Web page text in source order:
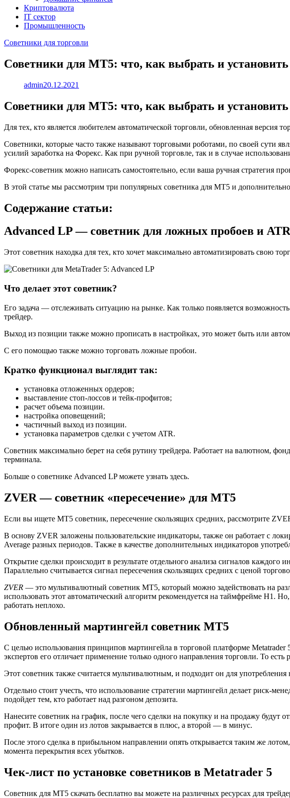
Криптовалюта
IT сектор
Промышленность
Советники для торговли
Советники для МТ5: что, как выбрать и установить
admin20.12.2021
Советники для МТ5: что, как выбрать и установить
Для тех, кто является любителем автоматической торговли, обновленная версия
Советники, которые часто также называют торговыми роботами, по своей сути
усилий заработка на Форекс. Как при ручной торговле, так и в случае
Форекс-советник можно написать самостоятельно, если ваша ручная стратегия
В этой статье мы рассмотрим три популярных советника для MT5 и
Содержание статьи:
Advanced LP — советник для ложных пробоев и ATR
Этот советник находка для тех, кто хочет максимально автоматизировать свою
Что делает этот советник?
Его задача — отслеживать ситуацию на рынке. Как только появляется
трейдер.
Выход из позиции также можно прописать в настройках, это может быть или
С его помощью также можно торговать ложные пробои.
Кратко функционал выглядит так:
установка отложенных ордеров;
выставление стоп-лоссов и тейк-профитов;
расчет объема позиции.
настройка оповещений;
частичный выход из позиции.
установка параметров сделки с учетом ATR.
Советник максимально берет на себя рутину трейдера. Работает на валютном,
терминала.
Больше о советнике Advanced LP можете узнать здесь.
ZVER — советник «пересечение» для MT5
Если вы ищете МТ5 советник, пересечение скользящих средних, рассмотрите
В основу ZVER заложены пользовательские индикаторы, также он работает с
Average разных периодов. Также в качестве дополнительных индикаторов
Открытие сделки происходит в результате отдельного анализа сигналов
Параллельно считывается сигнал пересечения скользящих средних с ценой
ZVER — это мультивалютный советник МТ5, который можно задействовать на
использовать этот автоматический алгоритм рекомендуется на таймфрейме H1.
работать неплохо.
Обновленный мартингейл советник МТ5
С целью использования принципов мартингейла в торговой платформе
экспертов его отличает применение только одного направления торговли. То есть
Этот советник также считается мультивалютным, и подходит он для
Отдельно стоит учесть, что использование стратегии мартингейл делает риск-
подойдет тем, кто работает над разгоном депозита.
Нанесите советник на график, после чего сделки на покупку и на продажу
профит. В итоге один из лотов закрывается в плюс, а второй — в минус.
После этого сделка в прибыльном направлении опять открывается таким же
момента перекрытия всех убытков.
Чек-лист по установке советников в Metatrader 5
Советник для MT5 скачать бесплатно вы можете на различных ресурсах для